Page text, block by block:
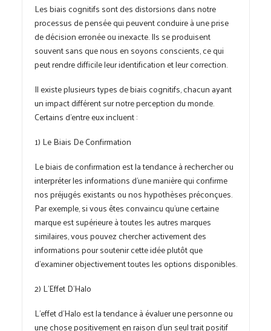
Les biais cognitifs sont des distorsions dans notre
processus de pensée qui peuvent conduire à une prise
de décision erronée ou inexacte. Ils se produisent
souvent sans que nous en soyons conscients, ce qui
peut rendre difficile leur identification et leur correction.
Il existe plusieurs types de biais cognitifs, chacun ayant
un impact différent sur notre perception du monde.
Certains d’entre eux incluent :
1) Le Biais De Confirmation
Le biais de confirmation est la tendance à rechercher ou
interpréter les informations d’une manière qui confirme
nos préjugés existants ou nos hypothèses préconçues.
Par exemple, si vous êtes convaincu qu’une certaine
marque est supérieure à toutes les autres marques
similaires, vous pouvez chercher activement des
informations pour soutenir cette idée plutôt que
d’examiner objectivement toutes les options disponibles.
2) L’Effet D’Halo
L’effet d’Halo est la tendance à évaluer une personne ou
une chose positivement en raison d’un seul trait positif